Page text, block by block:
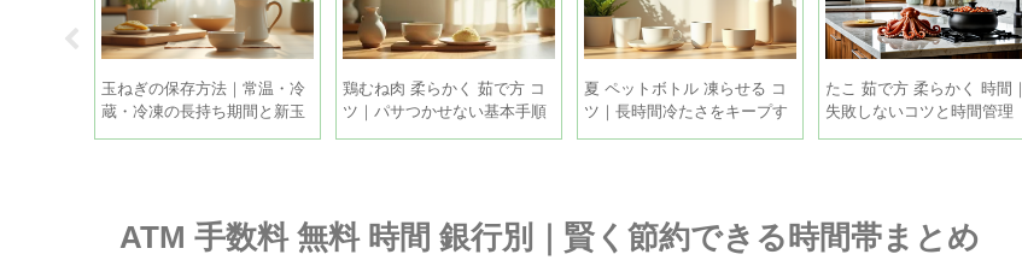
玉ねぎの保存方法｜常温・冷
蔵・冷凍の長持ち期間と新玉
ねぎの違い
鶏むね肉 柔らかく 茹で方 コ
ツ｜パサつかせない基本手順
とちょい足しテク
夏 ペットボトル 凍らせる コ
ツ｜長時間冷たさをキープす
る5つの方法
たこ 茹で方 柔らかく 時間｜
失敗しないコツと時間管理
ATM 手数料 無料 時間 銀行別｜賢く節約できる時間帯まとめ